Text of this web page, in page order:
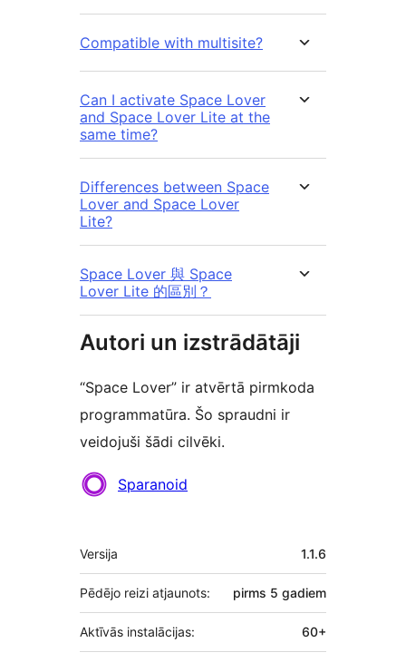
Compatible with multisite?
Can I activate Space Lover
and Space Lover Lite at the
same time?
Differences between Space
Lover and Space Lover
Lite?
Space Lover 與 Space
Lover Lite 的區別？
Autori un izstrādātāji
“Space Lover” ir atvērtā pirmkoda
programmatūra. Šo spraudni ir
veidojuši šādi cilvēki.
Līdzdalībnieki
Sparanoid
Meta
Versija 1.1.6
Pēdējo reizi atjaunots: pirms 5 gadiem
Aktīvās instalācijas: 60+